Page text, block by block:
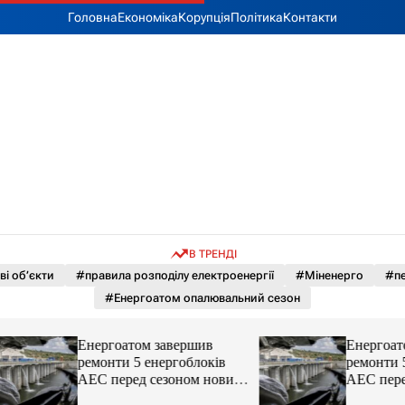
ГоловнаЕкономікаКорупціяПолітикаКонтакти
В ТРЕНДІ
об’єкти #правила розподілу електроенергії #Міненерго
#Енергоатом опалювальний сезон
Енергоатом завершив
ремонти 5 енергоблоків
АЕС перед сезоном новини
LB.ua
Енергоатом
ремонти 5
АЕС перед
LB.ua